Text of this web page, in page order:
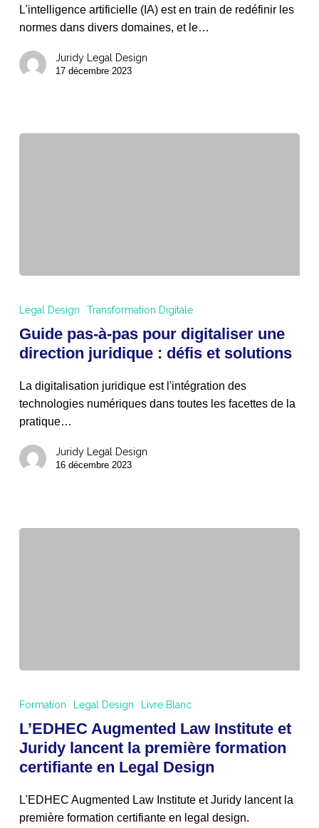
le
droit
L'intelligence artificielle (IA) est en train de redéfinir les
normes dans divers domaines, et le…
Juridy Legal Design
17 décembre 2023
pas
pour
une
direction
juridique
défis
Legal Design Transformation Digitale
Guide pas-à-pas pour digitaliser une
direction juridique : défis et solutions
La digitalisation juridique est l'intégration des
technologies numériques dans toutes les facettes de la
pratique…
Juridy Legal Design
16 décembre 2023
Institute
et
Juridy
la
première
Formation Legal Design Livre Blanc
L’EDHEC Augmented Law Institute et
Juridy lancent la première formation
certifiante en Legal Design
L'EDHEC Augmented Law Institute et Juridy lancent la
première formation certifiante en legal design.